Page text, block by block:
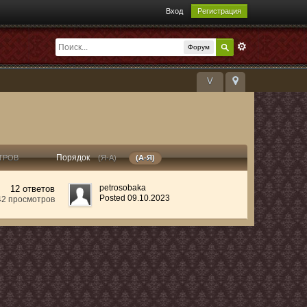
Вход Регистрация
Форум
V
Порядок (Я-А) (А-Я)
12 ответов
просмотров
petrosobaka
Posted 09.10.2023